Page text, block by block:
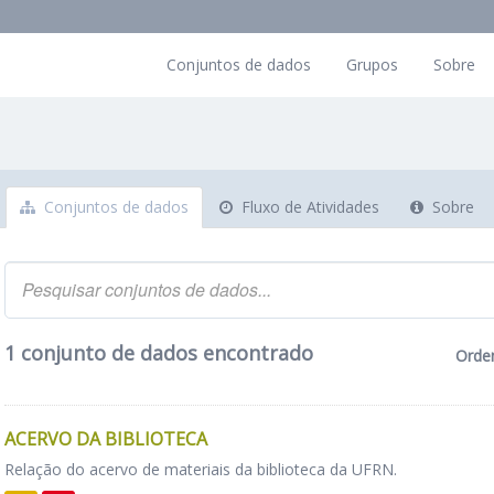
Conjuntos de dados Grupos Sobre
Conjuntos de dados Fluxo de Atividades Sobre
1 conjunto de dados encontrado
ACERVO DA BIBLIOTECA
Relação do acervo de materiais da biblioteca da UFRN.